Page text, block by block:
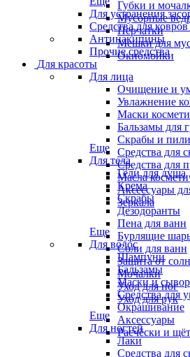
Губки и
Мусорные
Перчатки
Мешки для
Окномойки
Для устранения
Средства для
Антинакипины
Прочие средства
Для красоты
Для лица
Очищение и
Увлажнение
Маски
Бальзамы для
Скрабы и
Средства для
Средства для
Масла
Аксессуары
Зеркала
Еще
Для тела
Гели для душа
Крема
Скрабы
Дезодоранты
Пена для ванн
Бурлящие
Соли для ванн
Защита от
Мочалки
Уход для ног
Уход для рук
Еще
Для волос
Шампуни
Бальзамы
Маски и
Средства для
Окрашивание
Аксессуары
Расчёски и
Еще
Для ногтей
Лаки
Средства для